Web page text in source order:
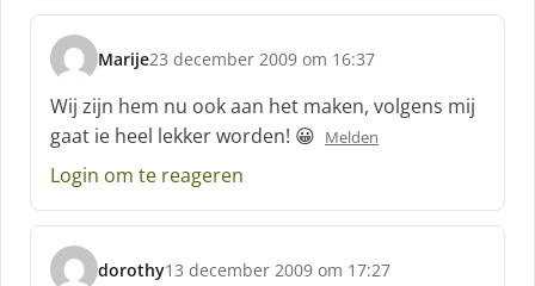
Marije
s
c
h
r
e
f
23 december 2009 om 16:37
Wij zijn hem nu ook aan het maken, volgens mij
gaat ie heel lekker worden! 😀 Melden
Login om te reageren
dorothy13 december 2009 om 17:27